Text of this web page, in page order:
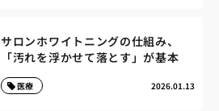
サロンホワイトニングの仕組み、
「汚れを浮かせて落とす」が基本
2026.01.13
医療